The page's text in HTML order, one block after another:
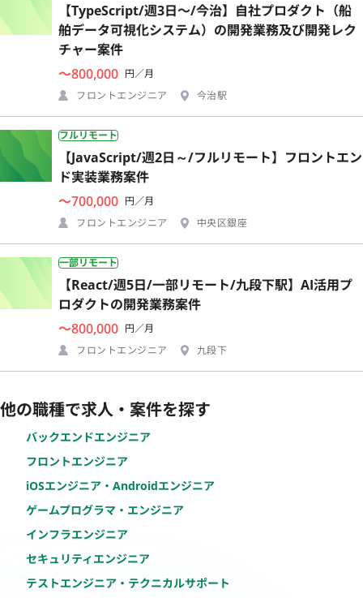
【TypeScript/週3日〜/今治】自社プロダクト（船
舶データ可視化システム）の開発業務及び開発レク
チャー案件
〜800,000 円／月
フロントエンジニア
今治駅
フルリモート
【JavaScript/週2日～/フルリモート】フロントエン
ド実装業務案件
〜700,000 円／月
フロントエンジニア
中央区銀座
一部リモート
【React/週5日/一部リモート/九段下駅】AI活用プ
ロダクトの開発業務案件
〜800,000 円／月
フロントエンジニア
九段下
他の職種で求人・案件を探す
バックエンドエンジニア
フロントエンジニア
iOSエンジニア・Androidエンジニア
ゲームプログラマ・エンジニア
インフラエンジニア
セキュリティエンジニア
テストエンジニア・テクニカルサポート